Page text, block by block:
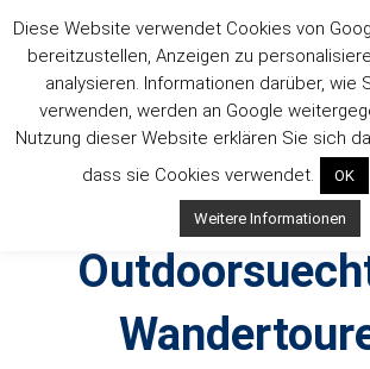
Inhalt
springen
Diese Website verwendet Cookies von
bereitzustellen, Anzeigen zu
analysieren. Informationen darüber, wie
verwenden, werden an Google
Nutzung dieser Website erklären Sie sich
dass sie Cookies verwendet.
OK
Weitere Informationen